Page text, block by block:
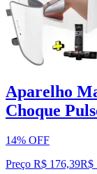
Aparelho
Choque
14% OFF
Preço R$ 176,39R$